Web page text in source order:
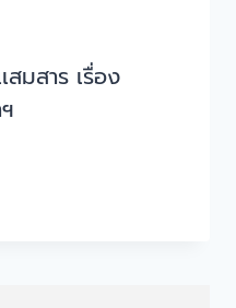
สมสาร เรื่อง